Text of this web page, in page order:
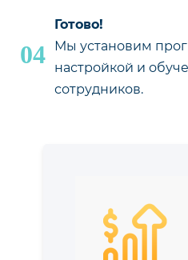
04
Готово!
Мы установим
настройкой и
сотрудников.